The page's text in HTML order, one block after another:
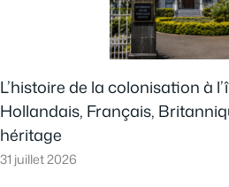
L’histoire de la colonisation à
Hollandais, Français,
héritage
31 juillet 2026